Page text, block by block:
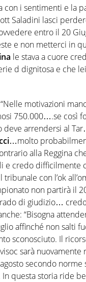
i sentimenti e la
Saladini lasci
entro il 20
e non metterci in
le stava a cuore
d dignitosa e che
motivazioni
750.000….se così
deve arrendersi al
…molto
alla Reggina
e credo difficilmente
tribunale con l’ok
non partirà il
di giudizio…
“Bisogna
affinché non salti
sconosciuto. Il
sarà nuovamente
secondo norme
In questa storia ride